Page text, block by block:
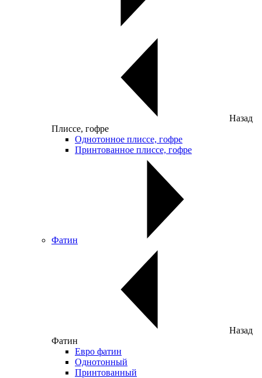
Назад
Плиссе, гофре
Однотонное плиссе, гофре
Принтованное плиссе, гофре
Фатин
Назад
Фатин
Евро фатин
Однотонный
Принтованный